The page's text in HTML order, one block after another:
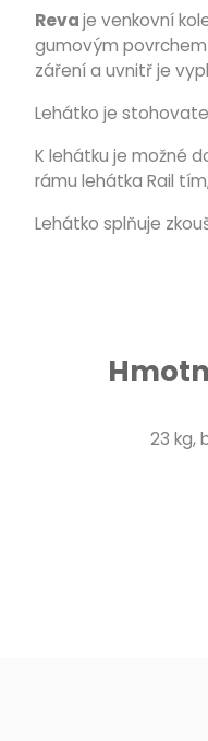
Revaje venkovní
gumovým
záření a uvnitř je
Lehátko je
K lehátku je možné
rámu lehátka Rail
Lehátko splňuje
23 kg,